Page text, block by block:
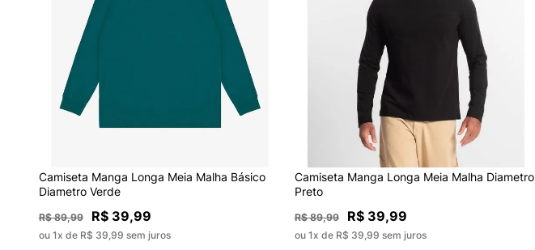
Camiseta Manga Longa Meia Malha Básico
Diametro Verde
R$ 89,99 R$ 39,99
ou 1x de R$ 39,99 sem juros
Camiseta Manga Longa Meia Malha Diametro
Preto
R$ 89,99 R$ 39,99
ou 1x de R$ 39,99 sem juros